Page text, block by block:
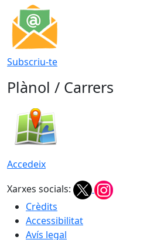
Subscriu-te
Plànol / Carrers
Accedeix
Xarxes socials:
Crèdits
Accessibilitat
Avís legal